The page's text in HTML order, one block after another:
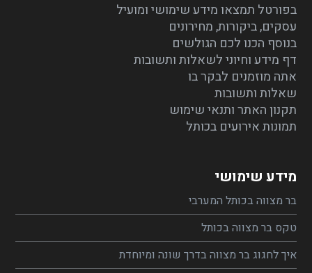
בפורטל תמצאו מידע שימושי ומועיל
עסקים, ביקורות, מחירונים
בנוסף הכנו לכם הגולשים
דף מידע וחיוני לשאלות ותשובות
אתה מוזמנים לבקר בו
שאלות ותשובות
תקנון האתר ותנאי שימוש
תמונות אירועים בכותל
מידע שימושי
בר מצווה בכותל המערבי
טקס בר מצווה בכותל
איך לחגוג בר מצווה בדרך שונה ומיוחדת